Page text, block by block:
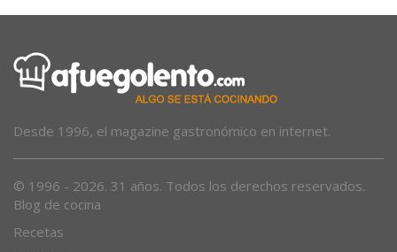
Blog de cocina